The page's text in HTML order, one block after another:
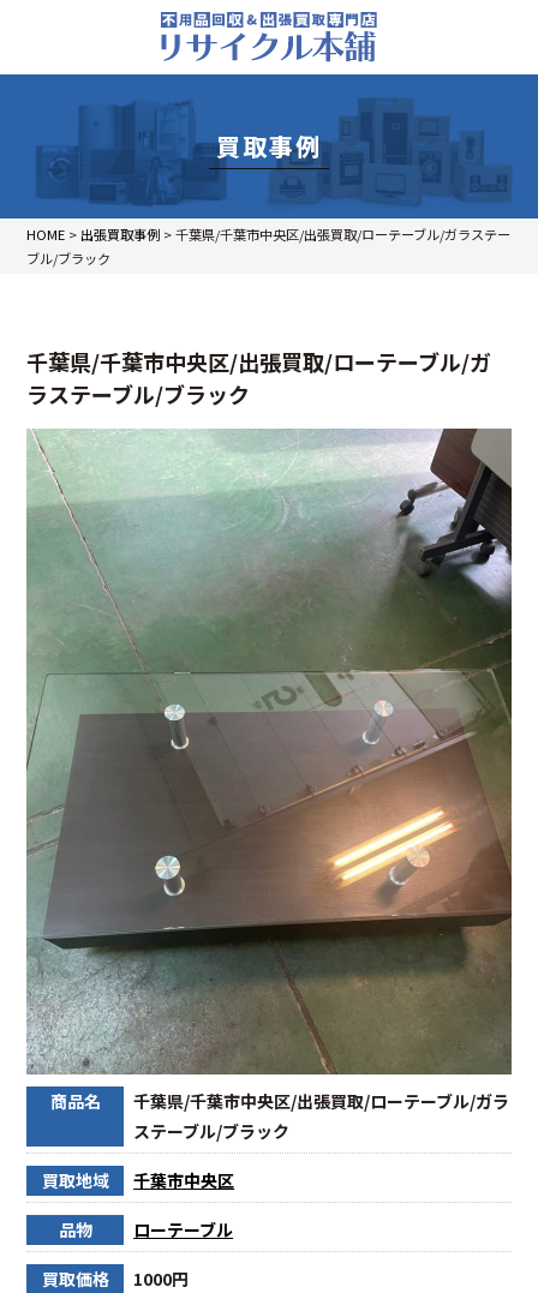
買取事例
HOME > 出張買取事例 >千葉県/千葉市中央区/出張買取/ローテーブル/ガラステー
ブル/ブラック
千葉県/千葉市中央区/出張買取/ローテーブル/ガ
ラステーブル/ブラック
商品名
千葉県/千葉市中央区/出張買取/ローテーブル/ガラ
ステーブル/ブラック
買取地域 千葉市中央区
品物 ローテーブル
買取価格 1000円